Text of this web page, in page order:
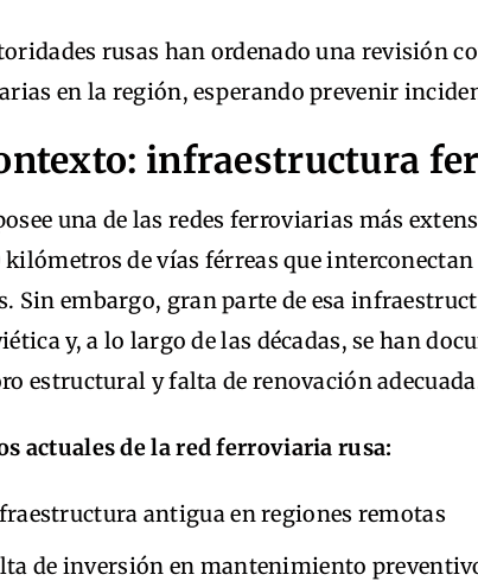
rusas han ordenado una revisión
en la región, esperando prevenir
infraestructura
una de las redes ferroviarias más
kilómetros de vías férreas que interconectan
Sin embargo, gran parte de esa
y, a lo largo de las décadas, se han
estructural y falta de renovación
actuales de la red ferroviaria rusa:
antigua en regiones remotas
de inversión en mantenimiento